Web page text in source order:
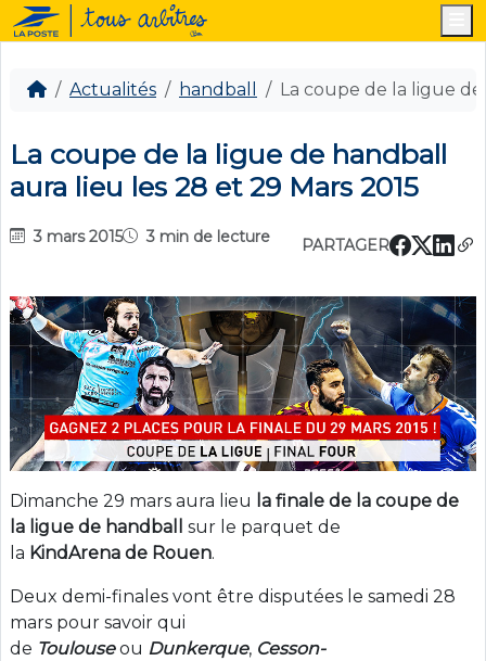
Actualités handball La coupe de la ligue
La coupe de la ligue de handball
aura lieu les 28 et 29 Mars 2015
3 mars 2015 3 min de lecture PARTAGER
Dimanche 29 mars aura lieu la finale de la coupe de
la ligue de handball
sur le parquet de
la KindArena de Rouen.
Deux demi-finales vont être disputées le samedi 28
mars pour savoir qui
de Toulouseou Dunkerque, Cesson-